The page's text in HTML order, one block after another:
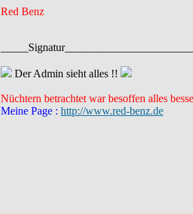
Red Benz
Der Admin sieht alles !!
Nüchtern betrachtet war besoffen alles
Meine Page : http://www.red-benz.de